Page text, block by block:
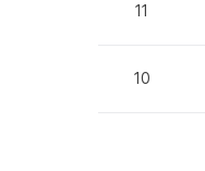
11
10